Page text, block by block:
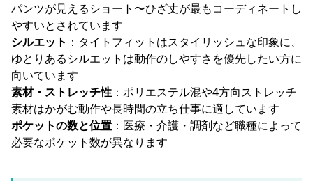
パンツが見えるショート〜ひざ丈が最もコーディネートし
やすいとされています
シルエット ：タイトフィットはスタイリッシュな印象に、
ゆとりあるシルエットは動作のしやすさを優先したい方に
向いています
素材・ストレッチ性 ：ポリエステル混や4方向ストレッチ
素材はかがむ動作や長時間の立ち仕事に適しています
ポケットの数と位置 ：医療・介護・調剤など職種によって
必要なポケット数が異なります